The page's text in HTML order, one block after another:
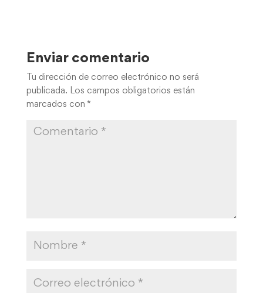
Enviar comentario
Tu dirección de correo electrónico no será
publicada. Los campos obligatorios están
marcados con *